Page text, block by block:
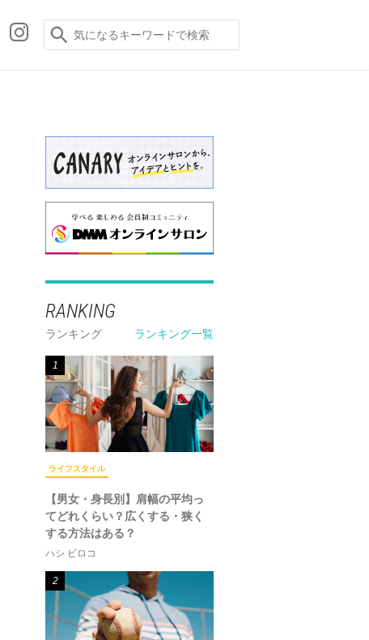
RANKING
ランキング ランキング一覧
1
ライフスタイル
【男女・身長別】肩幅の平均っ
てどれくらい？広くする・狭く
する方法はある？
ハシ ビロコ
2